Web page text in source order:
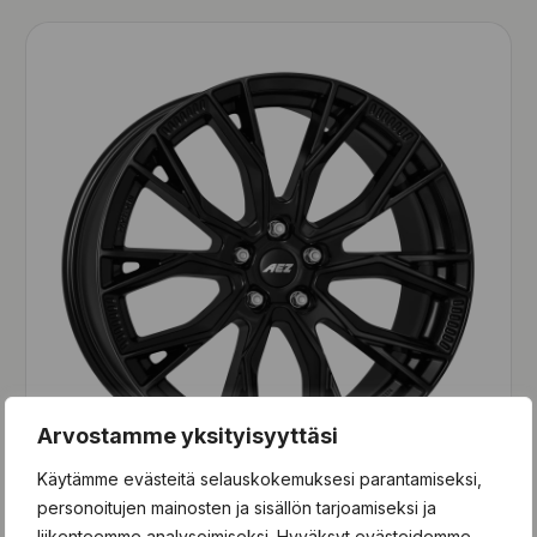
Arvostamme yksityisyyttäsi
Käytämme evästeitä selauskokemuksesi parantamiseksi,
personoitujen mainosten ja sisällön tarjoamiseksi ja
AEZ